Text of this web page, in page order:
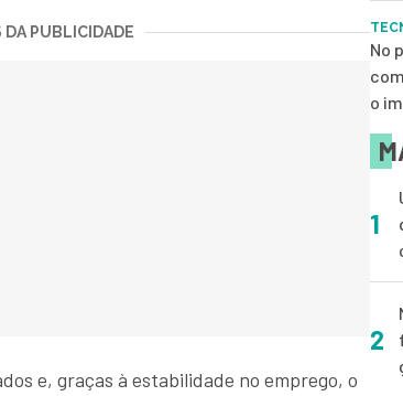
PUBLICIDADE
e, graças à estabilidade no emprego, o
No
o
1
2